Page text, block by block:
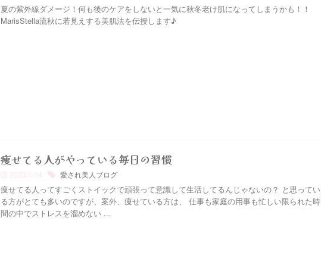
夏の紫外線ダメージ！何も後のケアをしないと一気に秋冬老け肌になってしまうかも！！
MarisStella流秋に若見えする美肌法を伝授します♪
痩せてる人がやっている毎日の習慣
2023/1/14 愛され美人ブログ
痩せてる人ってすごくストイックで頑張って意識して生活してるんじゃないの？⁡ と思ってい
る方がとても多いのですが、⁡案外、痩せている方は、 仕事も家庭の用事も忙しい限られた時
間の中で⁡ストレスを溜めない ...